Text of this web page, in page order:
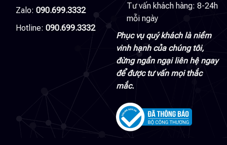
Zalo: 090.699.3332
Hotline: 090.699.3332
Tư vấn khách hàng: 8-24h
mỗi ngày
Phục vụ quý khách là niềm
vinh hạnh của chúng tôi,
đừng ngần ngại liên hệ ngay
để được tư vấn mọi thắc
mắc.